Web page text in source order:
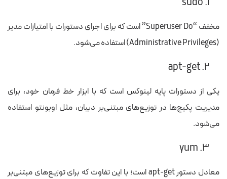
مخفف “Superuser Do” است که برای اجرای دستورات با امتیازات مدیر
(Administrative Privileges) استفاده می‌شود.
۲. apt-get
یکی از دستورات پایه لینوکس است که با ابزار خط فرمان خود، برای
مدیریت پکیج‌ها در توزیع‌های مبتنی‌بر دبیان، مثل اوبونتو استفاده
می‎‌شود.
۳. yum
معادل دستور apt-get است؛ با این تفاوت که برای توزیع‌های مبتنی‌بر